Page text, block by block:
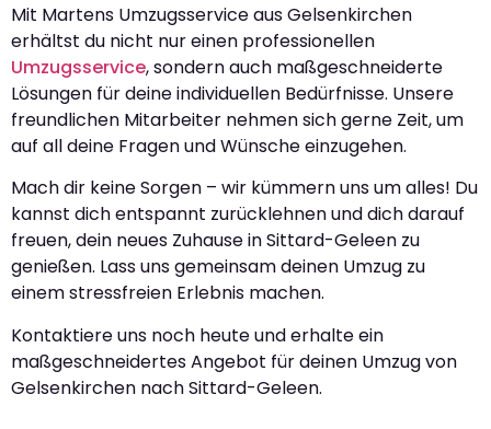
Mit Martens Umzugsservice aus Gelsenkirchen
erhältst du nicht nur einen professionellen
Umzugsservice, sondern auch maßgeschneiderte
Lösungen für deine individuellen Bedürfnisse. Unsere
freundlichen Mitarbeiter nehmen sich gerne Zeit, um
auf all deine Fragen und Wünsche einzugehen.
Mach dir keine Sorgen – wir kümmern uns um alles! Du
kannst dich entspannt zurücklehnen und dich darauf
freuen, dein neues Zuhause in Sittard-Geleen zu
genießen. Lass uns gemeinsam deinen Umzug zu
einem stressfreien Erlebnis machen.
Kontaktiere uns noch heute und erhalte ein
maßgeschneidertes Angebot für deinen Umzug von
Gelsenkirchen nach Sittard-Geleen.